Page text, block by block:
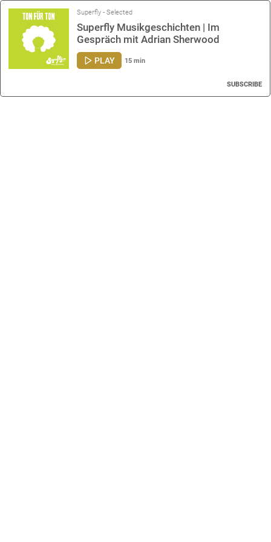
Superfly - Selected
Superfly Musikgeschichten | Im
Gespräch mit Adrian Sherwood
PLAY 15 min
SUBSCRIBE